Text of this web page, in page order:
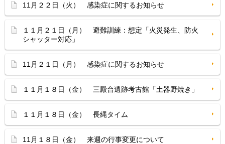
11月２２日（火） 感染症に関するお知らせ
１１月２１日（月） 避難訓練：想定「火災発生、防火
シャッター対応」
11月２１日（月） 感染症に関するお知らせ
１１月１８日（金） 三殿台遺跡考古館「土器野焼き」
１１月１８日（金） 長縄タイム
11月１８日（金） 来週の行事変更について